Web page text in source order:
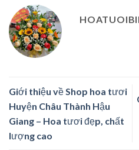
Giới thiệu về Shop hoa tươi
Huyện Châu Thành Hậu
Giang – Hoa tươi đẹp, chất
lượng cao